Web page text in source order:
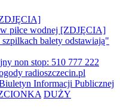
piłce wodnej [ZDJĘCIA]
balety odstawiają"
non stop: 510 777 222
radioszczecin.pl
Informacji Publicznej
DUŻY